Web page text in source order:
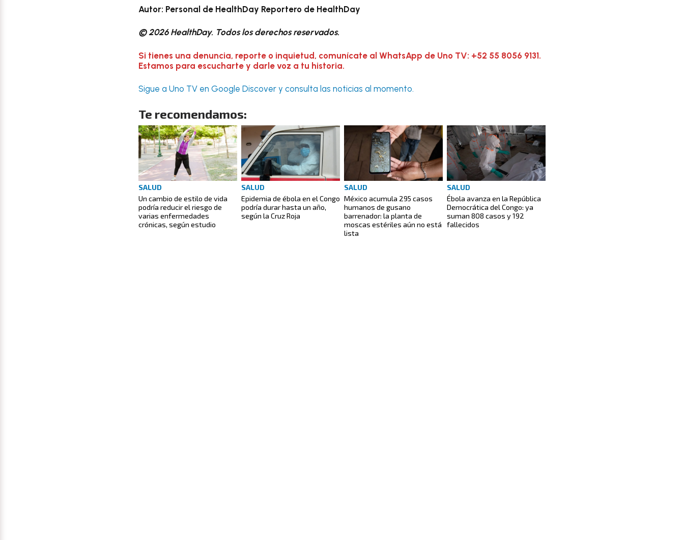
Autor: Personal de HealthDay Reportero de HealthDay
© 2026 HealthDay. Todos los derechos reservados.
Si tienes una denuncia, reporte o inquietud, comunícate al WhatsApp de Uno TV: +52 55 8056 9131.
Estamos para escucharte y darle voz a tu historia.
Sigue a Uno TV en Google Discover y consulta las noticias al momento.
Te recomendamos:
SALUD
Un cambio de estilo de vida
podría reducir el riesgo de
varias enfermedades
crónicas, según estudio
SALUD
Epidemia de ébola en el Congo
podría durar hasta un año,
según la Cruz Roja
SALUD
México acumula 295 casos
humanos de gusano
barrenador: la planta de
moscas estériles aún no está
lista
SALUD
Ébola avanza en la República
Democrática del Congo: ya
suman 808 casos y 192
fallecidos